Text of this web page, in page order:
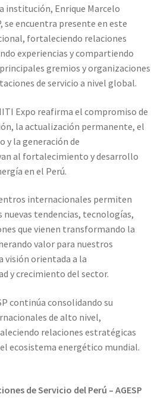
institución, Enrique Marcelo
se encuentra presente en este
fortaleciendo relaciones
experiencias y compartiendo
gremios y organizaciones
de servicio a nivel global.
Expo reafirma el compromiso de
la actualización permanente, el
y la generación de
al fortalecimiento y desarrollo
en el Perú.
internacionales permiten
tendencias, tecnologías,
que vienen transformando la
valor para nuestros
visión orientada a la
y crecimiento del sector.
continúa consolidando su
de alto nivel,
relaciones estratégicas
ecosistema energético mundial.
de Servicio del Perú – AGESP